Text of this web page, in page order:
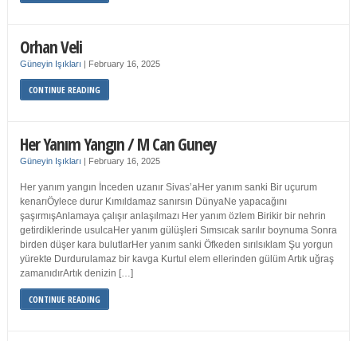
Orhan Veli
Güneyin Işıkları | February 16, 2025
CONTINUE READING
Her Yanım Yangın / M Can Guney
Güneyin Işıkları | February 16, 2025
Her yanım yangın İnceden uzanır Sivas’aHer yanım sanki Bir uçurum
kenarıÖylece durur Kımıldamaz sanırsın DünyaNe yapacağını
şaşırmışAnlamaya çalışır anlaşılmazı Her yanım özlem Birikir bir nehrin
getirdiklerinde usulcaHer yanım gülüşleri Sımsıcak sarılır boynuma Sonra
birden düşer kara bulutlarHer yanım sanki Öfkeden sırılsıklam Şu yorgun
yürekte Durdurulamaz bir kavga Kurtul elem ellerinden gülüm Artık uğraş
zamanıdırArtık denizin […]
CONTINUE READING